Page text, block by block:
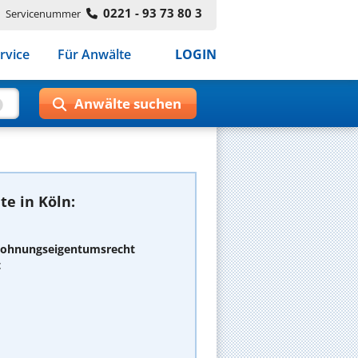
Servicenummer 0221 - 93 73 80 3
Für Anwälte LOGIN
in Köln: